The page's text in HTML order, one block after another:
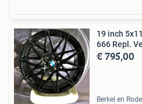
19 inch
666 Repl.
€ 795,00
Berkel en